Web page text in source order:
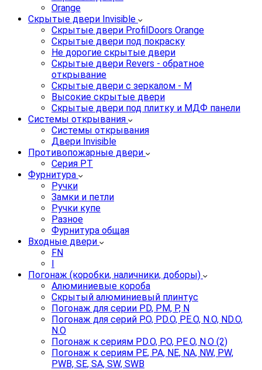
Orange
Скрытые двери Invisible
Скрытые двери ProfilDoors Orange
Скрытые двери под покраску
Не дорогие скрытые двери
Скрытые двери Revers - обратное
открывание
Скрытые двери с зеркалом - M
Высокие скрытые двери
Скрытые двери под плитку и МДФ панели
Системы открывания
Системы открывания
Двери Invisible
Противопожарные двери
Серия PT
Фурнитура
Ручки
Замки и петли
Ручки купе
Разное
Фурнитура общая
Входные двери
FN
I
Погонаж (коробки, наличники, доборы)
Алюминиевые короба
Скрытый алюминиевый плинтус
Погонаж для серии PD, PM, P, N
Погонаж для серий P.O, PD.O, PE.O, N.O, ND.O,
N.O
Погонаж к сериям PD.O, P.O, PE.O, N.O (2)
Погонаж к сериям PE, PA, NE, NA, NW, PW,
PWB, SE, SA, SW, SWB